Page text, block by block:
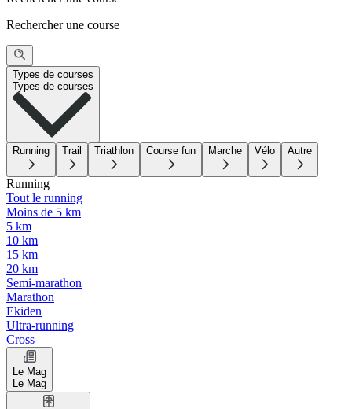
Rechercher une course
Types de courses
Types de courses
Running Trail Triathlon Course fun Marche Vélo Autre
Running
Tout le running
Moins de 5 km
5 km
10 km
15 km
20 km
Semi-marathon
Marathon
Ekiden
Ultra-running
Cross
Le Mag
Le Mag